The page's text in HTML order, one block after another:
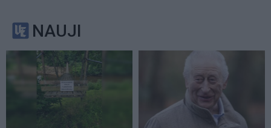
NAUJI